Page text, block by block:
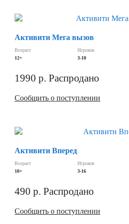
Активити Мега вызов
Возраст
12+
Игроков
3-10
1990 р. Распродано
Сообщить о поступлении
Активити Вперед
Возраст
10+
Игроков
3-16
490 р. Распродано
Сообщить о поступлении